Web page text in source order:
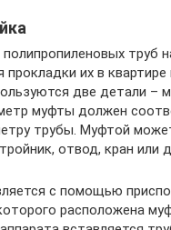
труб
прокладки их в
две детали –
муфты должен
трубы. Муфтой
отвод, кран или
с помощью
расположена